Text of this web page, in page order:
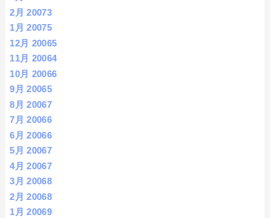
2月 20073
1月 20075
12月 20065
11月 20064
10月 20066
9月 20065
8月 20067
7月 20066
6月 20066
5月 20067
4月 20067
3月 20068
2月 20068
1月 20069